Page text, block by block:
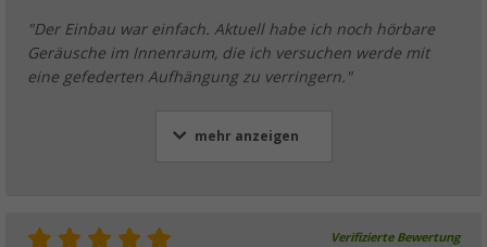
"Der Einbau war einfach. Aktuell habe ich noch hörbare
Geräusche im Innenraum, die ich versuchen werde mit
eine gefederten Aufhängung zu verringern."
mehr anzeigen
Verifizierte Bewertung